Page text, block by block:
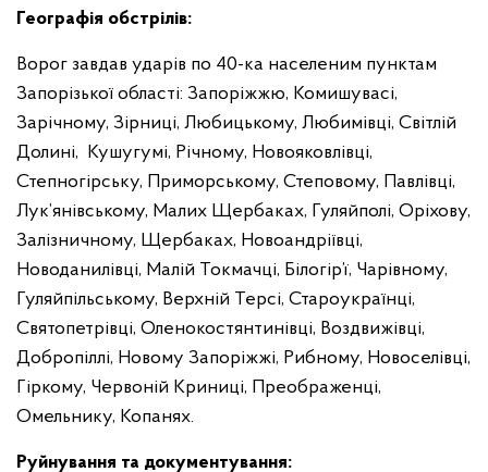
Географія обстрілів:
Ворог завдав ударів по 40-ка населеним пунктам
Запорізької області: Запоріжжю, Комишувасі,
Зарічному, Зірниці, Любицькому, Любимівці, Світлій
Долині, Кушугумі, Річному, Новояковлівці,
Степногірську, Приморському, Степовому, Павлівці,
Лук’янівському, Малих Щербаках, Гуляйполі, Оріхову,
Залізничному, Щербаках, Новоандріївці,
Новоданилівці, Малій Токмачці, Білогір’ї, Чарівному,
Гуляйпільському, Верхній Терсі, Староукраїнці,
Святопетрівці, Оленокостянтинівці, Воздвижівці,
Добропіллі, Новому Запоріжжі, Рибному, Новоселівці,
Гіркому, Червоній Криниці, Преображенці,
Омельнику, Копанях.
Руйнування та документування: